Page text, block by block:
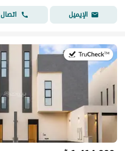
الإيميل
اتصال
في:4 أغسطس 2026